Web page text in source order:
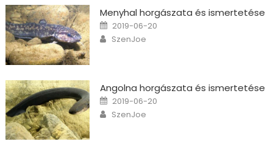
Menyhal horgászata és ismertetése
Posted on
2019-06-20
Author
SzenJoe
Angolna horgászata és ismertetése
Posted on
2019-06-20
Author
SzenJoe